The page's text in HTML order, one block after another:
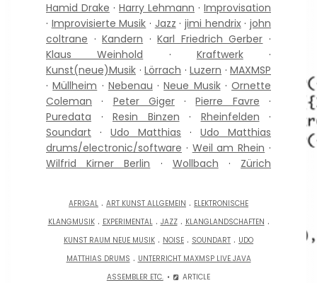
Hamid Drake · Harry Lehmann · Improvisation
· Improvisierte Musik · Jazz ·jimi hendrix·john
coltrane ·Kandern ·Karl Friedrich Gerber ·
Klaus Weinhold · Kraftwerk·
Kunst(neue)Musik · Lörrach · Luzern · MAXMSP
·Müllheim · Nebenau ·Neue Musik· Ornette
Coleman · Peter Giger·Pierre Favre ·
Puredata · Resin Binzen · Rheinfelden ·
Soundart · Udo Matthias · Udo Matthias
drums/electronic/software · Weil am Rhein ·
Wilfrid Kirner Berlin · Wollbach · Zürich
AFRIGAL . ART KUNST ALLGEMEIN . ELEKTRONISCHE
KLANGMUSIK. EXPERIMENTAL. JAZZ. KLANGLANDSCHAFTEN .
KUNST RAUM NEUE MUSIK . NOISE . SOUNDART . UDO
MATTHIAS DRUMS . UNTERRICHT MAXMSP LIVE JAVA
ASSEMBLER ETC.
ARTICLE